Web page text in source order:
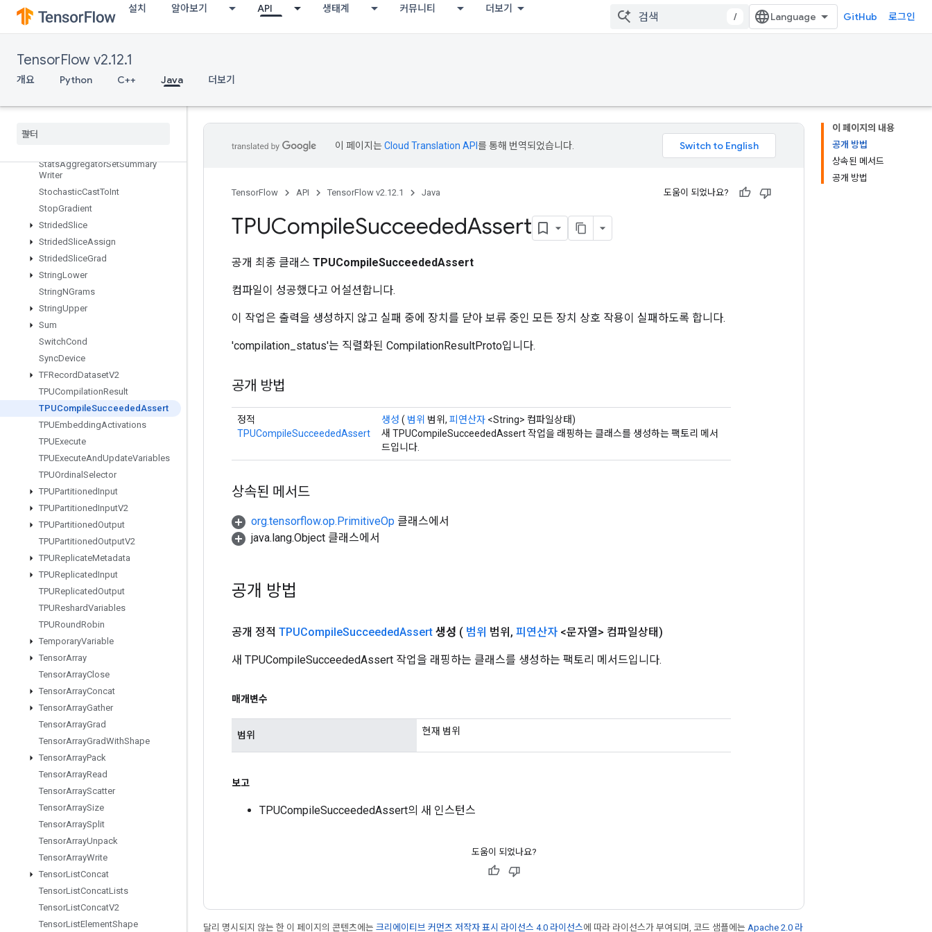
설치 알아보기 API 생태계 커뮤니티 더보기
/ GitHub 로그인
TensorFlow v2.12.1
개요 Python C++ Java 더보기
StatelessRandomUniformFullInt
StatelessRandomUniformFullIntV
2
StatelessRandomUniformIntV2
StatelessSample
Distorted
StatsAggregatorSetSummary
Writer
StochasticCastToInt
StopGradient
StridedSlice
StridedSliceAssign
StridedSliceGrad
StringLower
StringNGrams
StringUpper
Sum
SwitchCond
SyncDevice
TFRecordDatasetV2
TPUCompilationResult
TPUCompileSucceededAssert
TPUEmbeddingActivations
TPUExecute
TPUExecuteAndUpdateVariables
TPUOrdinal Selector
TPUPartitionedInput
TPUPartitionedInputV2
TPUPartitionedOutput
TPUPartitionedOutputV2
TPUReplicateMetadata
TPUReplicatedInput
TPUReplicatedOutput
TPUReshardVariables
TPURoundRobin
TemporaryVariable
TensorArray
TensorArrayClose
TensorArrayConcat
TensorArrayGather
TensorArrayGrad
TensorArrayGradWithShape
TensorArrayPack
TensorArrayRead
TensorArrayScatter
TensorArraySize
TensorArraySplit
TensorArrayUnpack
TensorArrayWrite
TensorListConcat
TensorListConcatLists
TensorListConcatV2
TensorListElementShape
이 페이지의 내용
공개 방법
상속된 메서드
공개 방법
이 페이지는Cloud Translation API 를 통해 번역되었습니다.
TensorFlow API TensorFlow v2.12.1 Java 도움이 되었나요?
TPUCompileSucceededAssert
공개 최종 클래스 TPUCompileSucceededAssert
컴파일이 성공했다고 어설션합니다.
이 작업은 출력을 생성하지 않고 실패 중에 장치를 닫아 보류 중인 모든 장치 상호 작용이 실패하도록 합니다.
'compilation_status'는 직렬화된 CompilationResultProto입니다.
공개 방법
정적
TPUCompileSucceededAssert
생성 ( 범위 범위, 피연산자 <String> 컴파일상태)
새 TPUCompileSucceededAssert 작업을 래핑하는 클래스를 생성하는 팩토리 메서
드입니다.
상속된 메서드
org.tensorflow.op.PrimitiveOp 클래스에서
java.lang.Object 클래스에서
공개 방법
공개 정적 TPUCompileSucceededAssert 생성 ( 범위 범위 , 피연산자 <문자열> 컴파일상태)
새 TPUCompileSucceededAssert 작업을 래핑하는 클래스를 생성하는 팩토리 메서드입니다.
매개변수
범위 현재 범위
보고
TPUCompileSucceededAssert의 새 인스턴스
도움이 되었나요?
달리 명시되지 않는 한 이 페이지의 콘텐츠에는 크리에이티브 커먼즈 저작자 표시 라이선스 4.0 라이선스에 따라 라이선스가 부여되며, 코드 샘플에는 Apache 2.0 라